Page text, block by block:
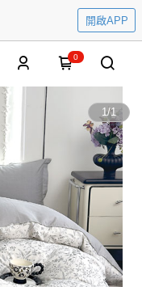
開啟APP
0
1/1